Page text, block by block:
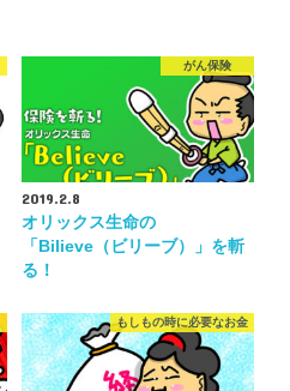
がん保険
2019.2.8
オリックス生命の
「Bilieve（ビリーブ）」を斬
る！
もしもの時に必要なお金